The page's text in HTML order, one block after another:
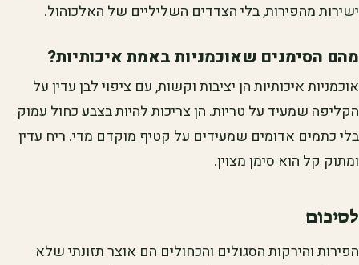
ישירות מהפירות, בלי הצדדים השליליים של האלכוהול.
מהם הסימנים שאוכמניות באמת איכותיות?
אוכמניות איכותיות הן יציבות וקשות, עם ציפוי לבן עדין על
הקליפה שמעיד על טריות. הן צריכות להיות בצבע כחול עמוק
בלי כתמים אדומים שמעידים על קטיף מוקדם מדי. ריח עדין
ומתוק קל הוא סימן מצוין.
לסיכום
הפירות והירקות הסגולים והכחולים הם אוצר תזונתי שלא